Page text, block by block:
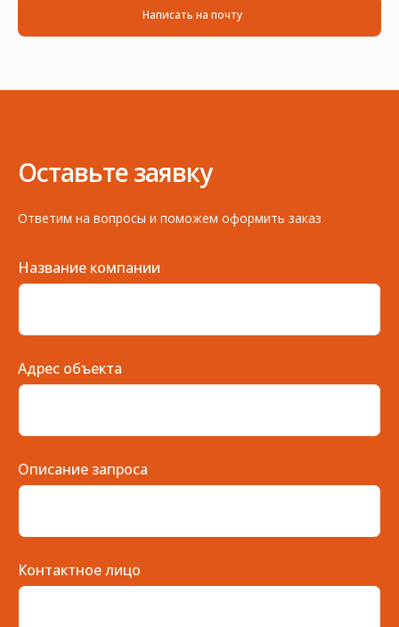
Написать на почту
Оставьте заявку
Ответим на вопросы и поможем оформить заказ
Название компании
Адрес объекта
Описание запроса
Контактное лицо